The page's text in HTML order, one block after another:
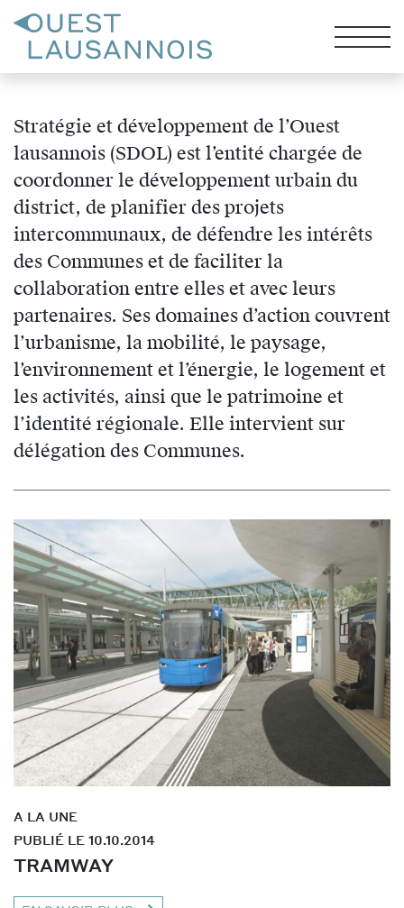
Stratégie et développement de l’Ouest
lausannois (SDOL) est l’entité chargée de
coordonner le développement urbain du
district, de planifier des projets
intercommunaux, de défendre les intérêts
des Communes et de faciliter la
collaboration entre elles et avec leurs
partenaires. Ses domaines d’action couvrent
l’urbanisme, la mobilité, le paysage,
l’environnement et l’énergie, le logement et
les activités, ainsi que le patrimoine et
l’identité régionale. Elle intervient sur
délégation des Communes.
A LA UNE
PUBLIÉ LE 10.10.2014
TRAMWAY